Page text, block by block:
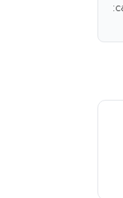
:call_me_hand_light_skin_tone: